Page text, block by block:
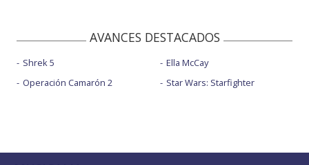
AVANCES DESTACADOS
Shrek 5
Operación Camarón 2
Ella McCay
Star Wars: Starfighter